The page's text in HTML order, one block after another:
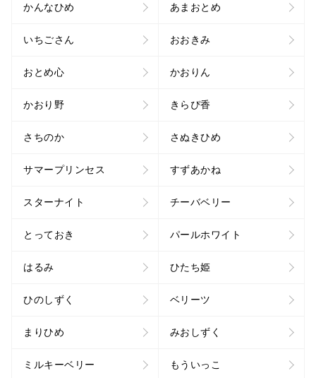
かんなひめ あまおとめ
いちごさん おおきみ
おとめ心 かおりん
かおり野 きらぴ香
さちのか さぬきひめ
サマープリンセス すずあかね
スターナイト チーバベリー
とっておき パールホワイト
はるみ ひたち姫
ひのしずく ベリーツ
まりひめ みおしずく
ミルキーベリー もういっこ